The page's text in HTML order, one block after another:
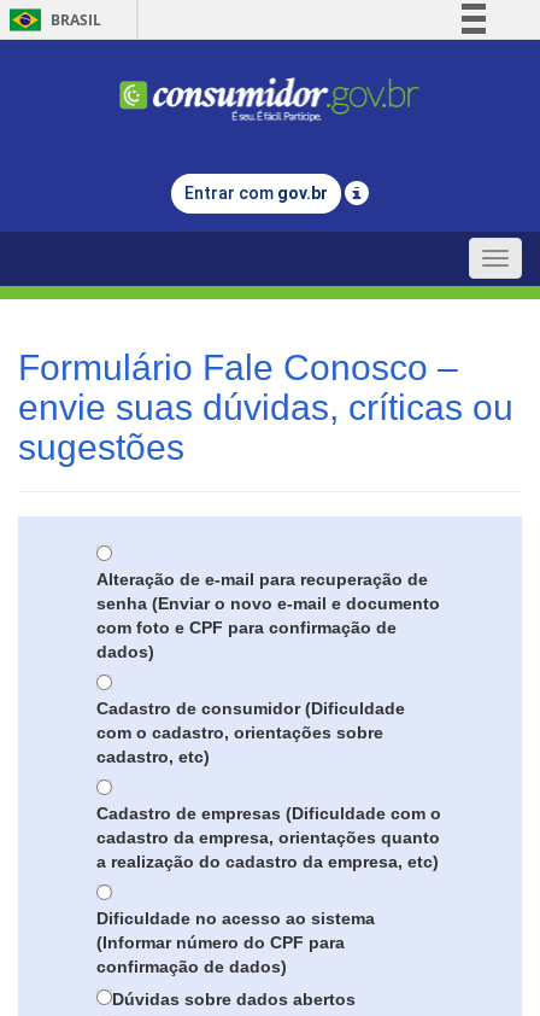
BRASIL
Comunica BR
Legislação
Entrar com gov.br
Toggle
Formulário Fale Conosco –
envie suas dúvidas, críticas ou
sugestões
Alteração de e-mail para recuperação de
senha (Enviar o novo e-mail e documento
com foto e CPF para confirmação de
dados)
Cadastro de consumidor (Dificuldade
com o cadastro, orientações sobre
cadastro, etc)
Cadastro de empresas (Dificuldade com o
cadastro da empresa, orientações quanto
a realização do cadastro da empresa, etc)
Dificuldade no acesso ao sistema
(Informar número do CPF para
confirmação de dados)
Dúvidas sobre dados abertos